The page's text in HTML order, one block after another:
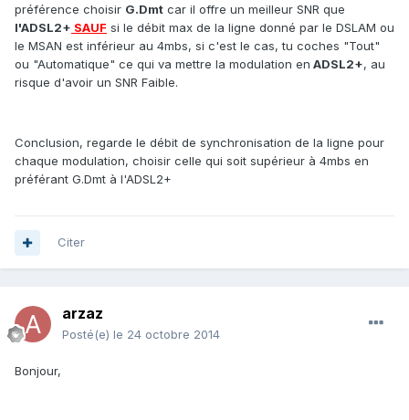
préférence choisir G.Dmt car il offre un meilleur SNR que
l'ADSL2+ SAUF si le débit max de la ligne donné par le DSLAM ou
le MSAN est inférieur au 4mbs, si c'est le cas, tu coches "Tout"
ou "Automatique" ce qui va mettre la modulation en ADSL2+, au
risque d'avoir un SNR Faible.
Conclusion, regarde le débit de synchronisation de la ligne pour
chaque modulation, choisir celle qui soit supérieur à 4mbs en
préférant G.Dmt à l'ADSL2+
Citer
arzaz
Posté(e) le 24 octobre 2014
Bonjour,